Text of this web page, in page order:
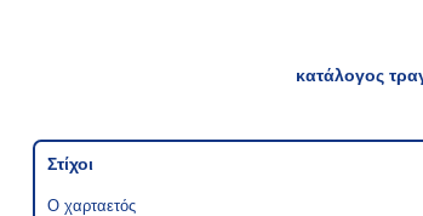
κατάλογος
Στίχοι
Ο χαρταετός